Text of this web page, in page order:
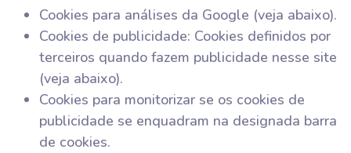
Cookies para análises da Google (veja abaixo).
Cookies de publicidade: Cookies definidos por
terceiros quando fazem publicidade nesse site
(veja abaixo).
Cookies para monitorizar se os cookies de
publicidade se enquadram na designada barra
de cookies.